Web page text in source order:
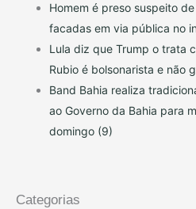
Homem é preso suspeito
facadas em via pública no
Lula diz que Trump o trata
Rubio é bolsonarista e não
Band Bahia realiza
ao Governo da Bahia para
domingo (9)
Categorias